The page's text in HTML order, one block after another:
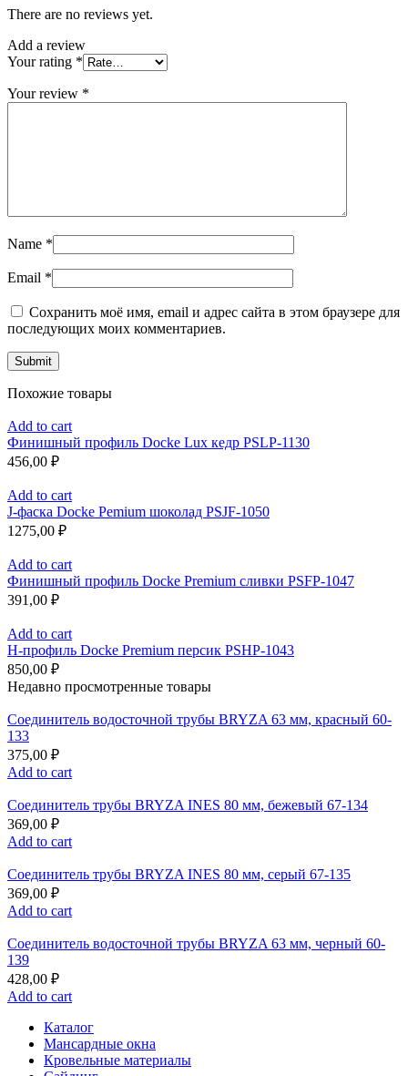
There are no reviews yet.
Add a review
Your rating *
Your review *
Name *
Email *
Сохранить моё имя, email и адрес сайта в этом браузере для
последующих моих комментариев.
Похожие товары
Add to cart
Финишный профиль Docke Lux кедр PSLP-1130
456,00 ₽
Add to cart
J-фаска Docke Pemium шоколад PSJF-1050
1275,00 ₽
Add to cart
Финишный профиль Docke Premium сливки PSFP-1047
391,00 ₽
Add to cart
H-профиль Docke Premium персик PSHP-1043
850,00 ₽
Недавно просмотренные товары
Соединитель водосточной трубы BRYZA 63 мм, краcный 60-
133
375,00 ₽
Add to cart
Соединитель трубы BRYZA INES 80 мм, бежевый 67-134
369,00 ₽
Add to cart
Соединитель трубы BRYZA INES 80 мм, серый 67-135
369,00 ₽
Add to cart
Соединитель водосточной трубы BRYZA 63 мм, черный 60-
139
428,00 ₽
Add to cart
Каталог
Мансардные окна
Кровельные материалы